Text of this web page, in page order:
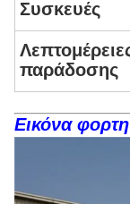
Συσκευές
παράδοσης
Εικόνα